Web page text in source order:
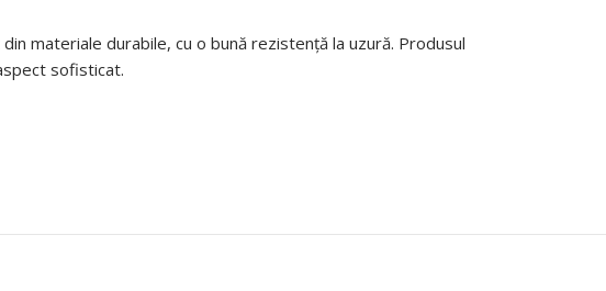
materiale durabile, cu o bună rezistență la uzură. Produsul
sofisticat.